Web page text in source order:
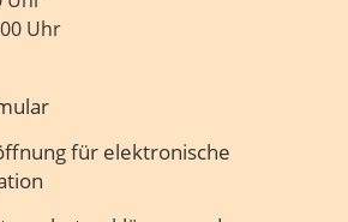
Uhr
für elektronische